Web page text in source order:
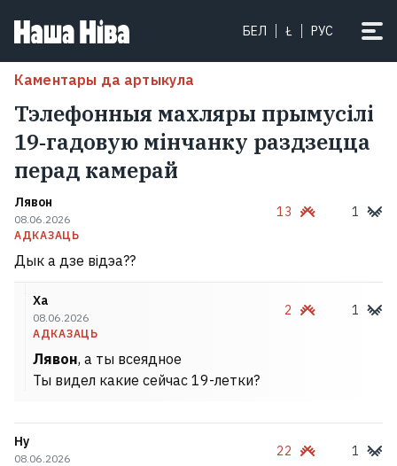
БЕЛ Ł РУС
Каментары да артыкула
Тэлефонныя махляры прымусілі
19‑гадовую мінчанку раздзецца
перад камерай
Лявон
08.06.2026
АДКАЗАЦЬ
13 1
Дык а дзе відэа??
Ха
08.06.2026
АДКАЗАЦЬ
2 1
Лявон, а ты всеядное
Ты видел какие сейчас 19-летки?
Ну
08.06.2026
22 1